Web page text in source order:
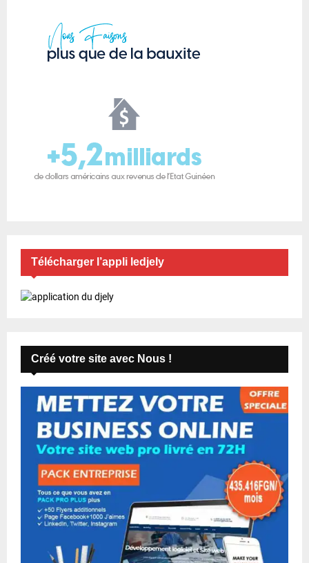
Télécharger l’appli ledjely
Créé votre site avec Nous !